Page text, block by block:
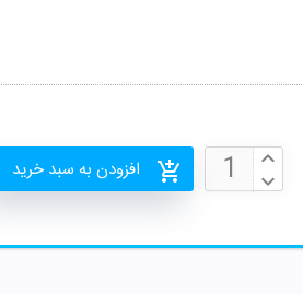
افزودن به سبد خرید